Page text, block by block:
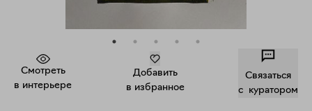
Смотреть
в интерьере
Добавить
в избранное
Связаться
c куратором